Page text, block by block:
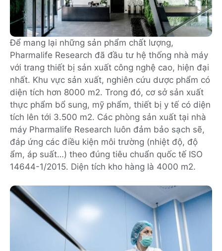
Để mang lại những sản phẩm chất lượng,
Pharmalife Research đã đầu tư hệ thống nhà máy
với trang thiết bị sản xuất công nghệ cao, hiện đại
nhất. Khu vực sản xuất, nghiên cứu dược phẩm có
diện tích hơn 8000 m2. Trong đó, cơ sở sản xuất
thực phẩm bổ sung, mỹ phẩm, thiết bị y tế có diện
tích lên tới 3.500 m2. Các phòng sản xuất tại nhà
máy Pharmalife Research luôn đảm bảo sạch sẽ,
đáp ứng các điều kiện môi trường (nhiệt độ, độ
ẩm, áp suất…) theo đúng tiêu chuẩn quốc tế ISO
14644-1/2015. Diện tích kho hàng là 4000 m2.